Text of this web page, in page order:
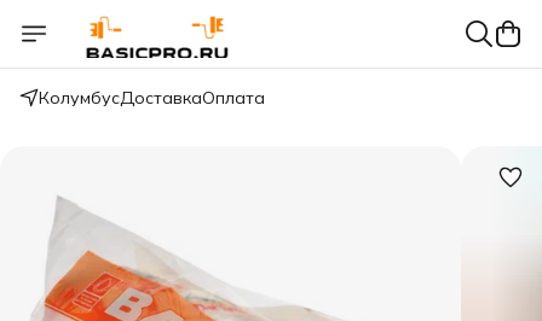
КолумбусДоставкаОплата